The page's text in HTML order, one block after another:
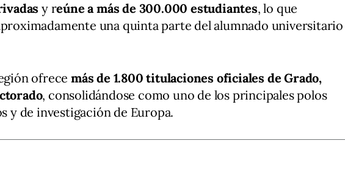
y reúne a más de 300.000 estudiantes, lo que
una quinta parte del alumnado universitario
ofrece más de 1.800 titulaciones oficiales de Grado,
, consolidándose como uno de los principales polos
y de investigación de Europa.